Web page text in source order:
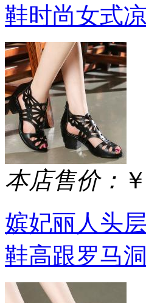
鞋时尚女式
本店售价：
嫔妃丽人头
鞋高跟罗马